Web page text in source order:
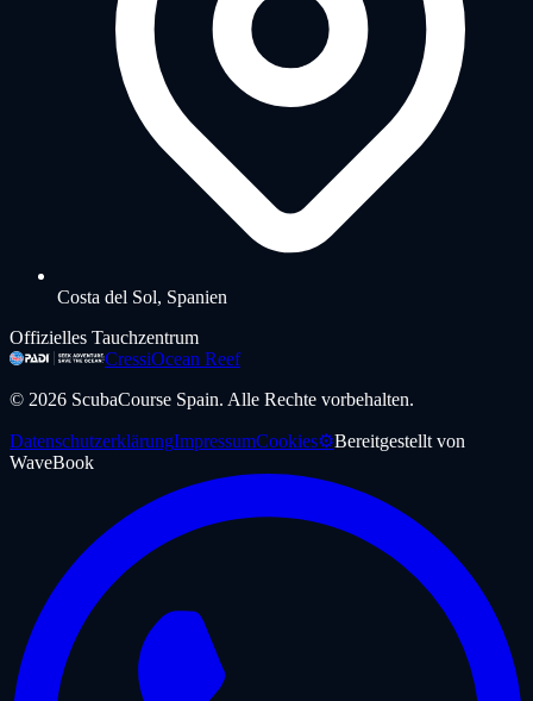
Costa del Sol, Spanien
Offizielles Tauchzentrum
CressiOcean Reef
© 2026 ScubaCourse Spain. Alle Rechte vorbehalten.
DatenschutzerklärungImpressumCookies⚙️Bereitgestellt von
WaveBook